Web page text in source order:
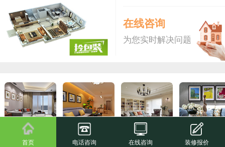
在线咨询
为您实时解决问题
拎包装S 爆款新品 拎包装 尊享家
首页 电话咨询 在线咨询 装修报价